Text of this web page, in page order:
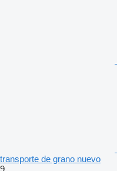
transporte de grano nuevo